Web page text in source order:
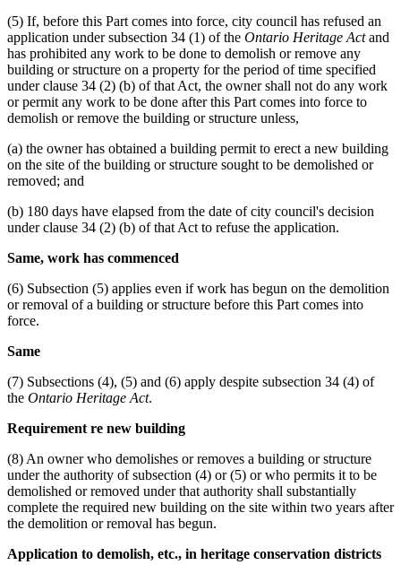
(5) If, before this Part comes into force, city council has refused an
application under subsection 34 (1) of the Ontario Heritage Actand
has prohibited any work to be done to demolish or remove any
building or structure on a property for the period of time specified
under clause 34 (2) (b) of that Act, the owner shall not do any work
or permit any work to be done after this Part comes into force to
demolish or remove the building or structure unless,
(a) the owner has obtained a building permit to erect a new building
on the site of the building or structure sought to be demolished or
removed; and
(b) 180 days have elapsed from the date of city council's decision
under clause 34 (2) (b) of that Act to refuse the application.
Same, work has commenced
(6) Subsection (5) applies even if work has begun on the demolition
or removal of a building or structure before this Part comes into
force.
Same
(7) Subsections (4), (5) and (6) apply despite subsection 34 (4) of
the Ontario Heritage Act.
Requirement re new building
(8) An owner who demolishes or removes a building or structure
under the authority of subsection (4) or (5) or who permits it to be
demolished or removed under that authority shall substantially
complete the required new building on the site within two years after
the demolition or removal has begun.
Application to demolish, etc., in heritage conservation districts